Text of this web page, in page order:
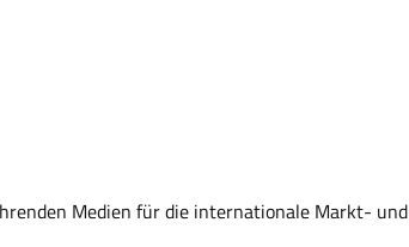
Medien für die internationale Markt- und